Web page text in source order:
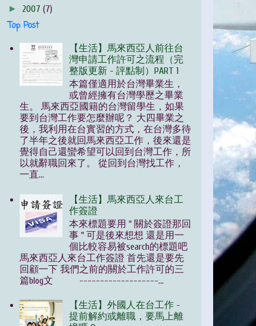
► 2007 (7)
Top Post
【生活】馬來西亞人前往台
灣申請工作許可之流程（完
整版更新 - 評點制）PART 1
本篇僅適用於台灣畢業生，
或曾經擁有台灣學歷之畢業
生。 馬來西亞國籍的台灣留學生，如果
要到台灣工作要怎麼辦呢？ 大四畢業之
後，我利用在台實習的方式，在台灣多待
了半年之後就回馬來西亞工作，後來還是
覺得自己還蠻希望可以回到台灣工作，所
以就辭職回來了。 從回到台灣找工作，
一直...
【生活】馬來西亞人來台工
作簽證
本來標題要用 " 關於簽證那回
事 " 可是後來想想 還是用一
個比較容易被search的標題吧
馬來西亞人來台工作簽證 首先還是要先
回顧一下 我們之前的關於工作許可的三
篇blog文 -------------------...
【生活】外國人在台工作 -
提前解約或離職，要馬上離